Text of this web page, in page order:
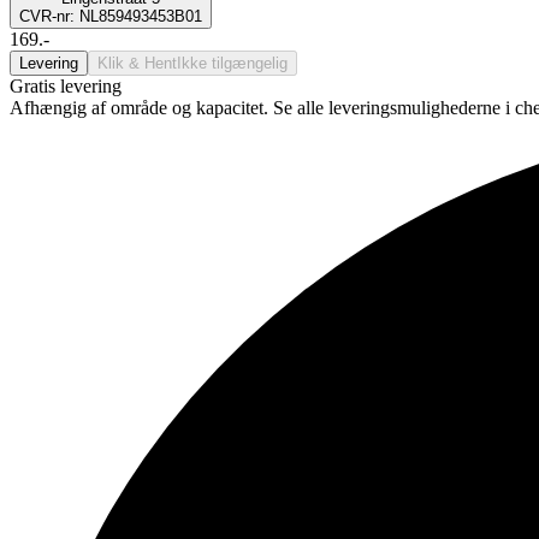
CVR-nr: NL859493453B01
169.-
Levering Klik & Hent Ikke tilgængelig
Gratis levering
Afhængig af område og kapacitet. Se alle leveringsmulighederne i